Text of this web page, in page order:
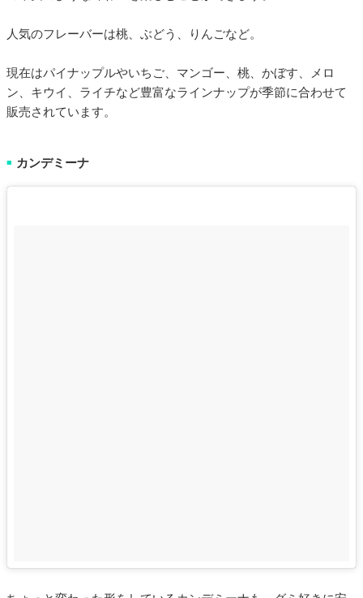
人気のフレーバーは桃、ぶどう、りんごなど。
現在はパイナップルやいちご、マンゴー、桃、かぼす、メロ
ン、キウイ、ライチなど豊富なラインナップが季節に合わせて
販売されています。
■ カンデミーナ